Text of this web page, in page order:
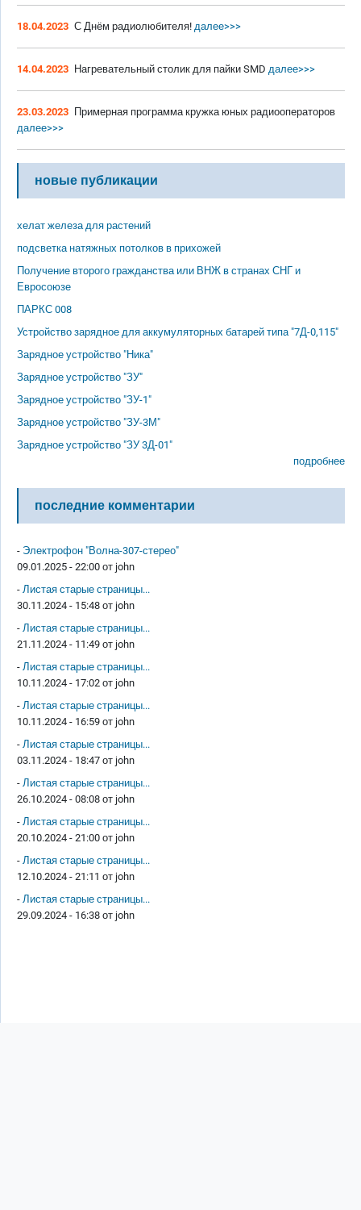
18.04.2023 С Днём радиолюбителя! далее>>>
14.04.2023 Нагревательный столик для пайки SMD далее>>>
23.03.2023 Примерная программа кружка юных радиооператоров
далее>>>
новые публикации
хелат железа для растений
подсветка натяжных потолков в прихожей
Получение второго гражданства или ВНЖ в странах СНГ и
Евросоюзе
ПАРКС 008
Устройство зарядное для аккумуляторных батарей типа "7Д-0,115"
Зарядное устройство "Ника"
Зарядное устройство "ЗУ"
Зарядное устройство "ЗУ-1"
Зарядное устройство "ЗУ-3М"
Зарядное устройство "ЗУ 3Д-01"
подробнее
последние комментарии
- Электрофон "Волна-307-стерео"
09.01.2025 - 22:00 от john
- Листая старые страницы...
30.11.2024 - 15:48 от john
- Листая старые страницы...
21.11.2024 - 11:49 от john
- Листая старые страницы...
10.11.2024 - 17:02 от john
- Листая старые страницы...
10.11.2024 - 16:59 от john
- Листая старые страницы...
03.11.2024 - 18:47 от john
- Листая старые страницы...
26.10.2024 - 08:08 от john
- Листая старые страницы...
20.10.2024 - 21:00 от john
- Листая старые страницы...
12.10.2024 - 21:11 от john
- Листая старые страницы...
29.09.2024 - 16:38 от john